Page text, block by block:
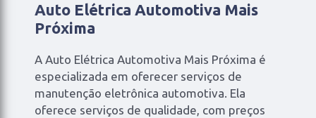
Auto Elétrica Automotiva Mais
Próxima
A Auto Elétrica Automotiva Mais Próxima é
especializada em oferecer serviços de
manutenção eletrônica automotiva. Ela
oferece serviços de qualidade, com preços